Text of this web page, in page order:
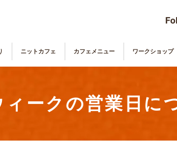
ニットカフェ カフェメニュー ワークショップ
ークの営業日に